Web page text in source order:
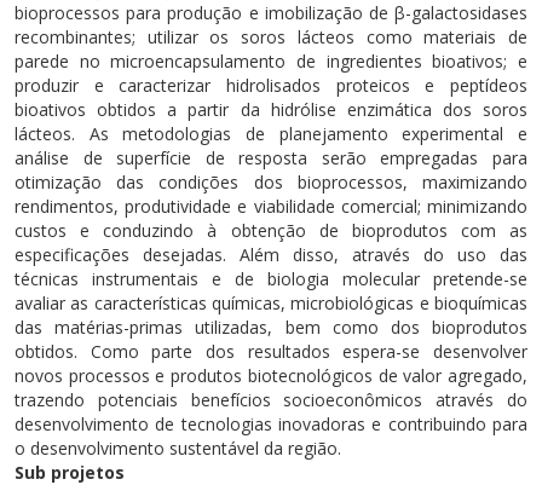
bioprocessos para produção e imobilização de β-galactosidases
recombinantes; utilizar os soros lácteos como materiais de
parede no microencapsulamento de ingredientes bioativos; e
produzir e caracterizar hidrolisados proteicos e peptídeos
bioativos obtidos a partir da hidrólise enzimática dos soros
lácteos. As metodologias de planejamento experimental e
análise de superfície de resposta serão empregadas para
otimização das condições dos bioprocessos, maximizando
rendimentos, produtividade e viabilidade comercial; minimizando
custos e conduzindo à obtenção de bioprodutos com as
especificações desejadas. Além disso, através do uso das
técnicas instrumentais e de biologia molecular pretende-se
avaliar as características químicas, microbiológicas e bioquímicas
das matérias-primas utilizadas, bem como dos bioprodutos
obtidos. Como parte dos resultados espera-se desenvolver
novos processos e produtos biotecnológicos de valor agregado,
trazendo potenciais benefícios socioeconômicos através do
desenvolvimento de tecnologias inovadoras e contribuindo para
o desenvolvimento sustentável da região.
Sub projetos